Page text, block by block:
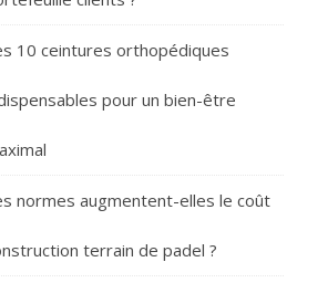
10 ceintures orthopédiques
pour un bien-être
normes augmentent-elles le coût
terrain de padel ?